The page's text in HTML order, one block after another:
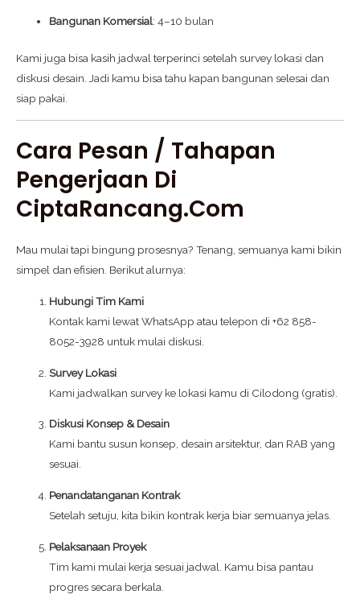
Bangunan Komersial: 4–10 bulan
Kami juga bisa kasih jadwal terperinci setelah survey lokasi dan
diskusi desain. Jadi kamu bisa tahu kapan bangunan selesai dan
siap pakai.
Cara Pesan / Tahapan
Pengerjaan Di
CiptaRancang.com
Mau mulai tapi bingung prosesnya? Tenang, semuanya kami bikin
simpel dan efisien. Berikut alurnya:
Hubungi Tim Kami
Kontak kami lewat WhatsApp atau telepon di +62 858-
8052-3928 untuk mulai diskusi.
Survey Lokasi
Kami jadwalkan survey ke lokasi kamu di Cilodong (gratis).
Diskusi Konsep & Desain
Kami bantu susun konsep, desain arsitektur, dan RAB yang
sesuai.
Penandatanganan Kontrak
Setelah setuju, kita bikin kontrak kerja biar semuanya jelas.
Pelaksanaan Proyek
Tim kami mulai kerja sesuai jadwal. Kamu bisa pantau
progres secara berkala.